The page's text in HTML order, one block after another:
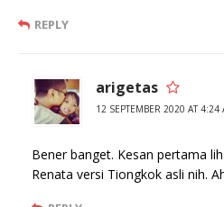
REPLY
arigetas
12 SEPTEMBER 2020 AT 4:24
Bener banget. Kesan pertama
Renata versi Tiongkok asli nih.